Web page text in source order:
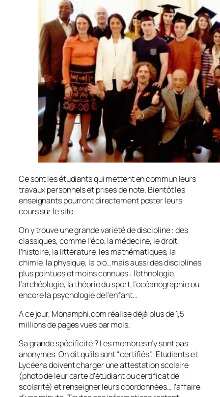
Ce sont les étudiants qui mettent en commun leurs
travaux personnels et prises de note. Bientôt les
enseignants pourront directement poster leurs
cours sur le site.
On y trouve une grande variété de discipline : des
classiques, comme l’éco, la médecine, le droit,
l’histoire, la littérature, les mathématiques, la
chimie, la physique, la bio…mais aussi des disciplines
plus pointues et moins connues : l’ethnologie,
l’archéologie, la théorie du sport, l’océanographie ou
encore la psychologie de l’enfant…
A ce jour, Monamphi.com réalise déjà plus de 1,5
millions de pages vues par mois.
Sa grande spécificité ? Les membres n’y sont pas
anonymes. On dit qu’ils sont “certifiés”. Etudiants et
Lycéens doivent charger une attestation scolaire
(photo de leur carte d’étudiant ou certificat de
scolarité) et renseigner leurs coordonnées… l’affaire